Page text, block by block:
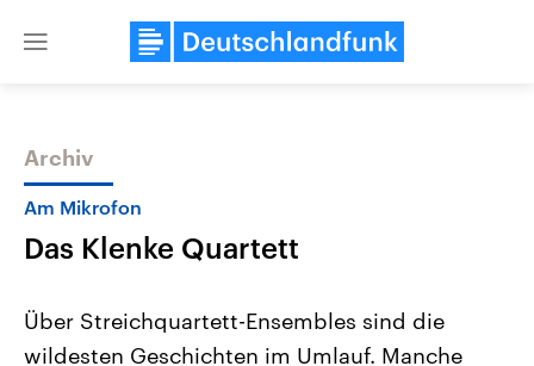
Close
Themen
Archiv
Am Mikrofon
Das Klenke Quartett
Über Streichquartett-Ensembles sind die
wildesten Geschichten im Umlauf. Manche